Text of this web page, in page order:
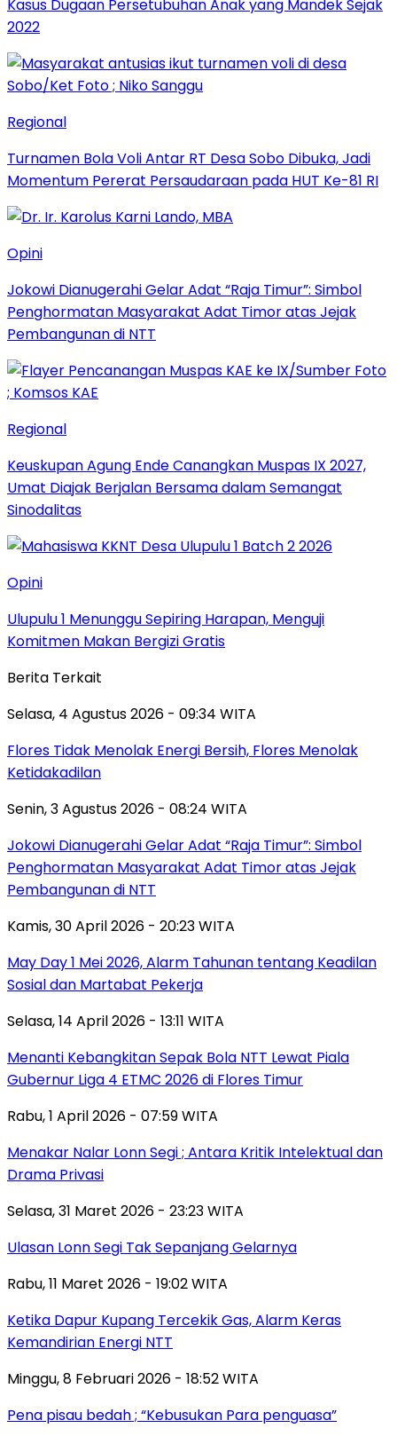
Kasus Dugaan Persetubuhan Anak yang Mandek Sejak
2022
Regional
Turnamen Bola Voli Antar RT Desa Sobo Dibuka, Jadi
Momentum Pererat Persaudaraan pada HUT Ke-81 RI
Opini
Jokowi Dianugerahi Gelar Adat “Raja Timur”: Simbol
Penghormatan Masyarakat Adat Timor atas Jejak
Pembangunan di NTT
Regional
Keuskupan Agung Ende Canangkan Muspas IX 2027,
Umat Diajak Berjalan Bersama dalam Semangat
Sinodalitas
Opini
Ulupulu 1 Menunggu Sepiring Harapan, Menguji
Komitmen Makan Bergizi Gratis
Berita Terkait
Selasa, 4 Agustus 2026 - 09:34 WITA
Flores Tidak Menolak Energi Bersih, Flores Menolak
Ketidakadilan
Senin, 3 Agustus 2026 - 08:24 WITA
Jokowi Dianugerahi Gelar Adat “Raja Timur”: Simbol
Penghormatan Masyarakat Adat Timor atas Jejak
Pembangunan di NTT
Kamis, 30 April 2026 - 20:23 WITA
May Day 1 Mei 2026, Alarm Tahunan tentang Keadilan
Sosial dan Martabat Pekerja
Selasa, 14 April 2026 - 13:11 WITA
Menanti Kebangkitan Sepak Bola NTT Lewat Piala
Gubernur Liga 4 ETMC 2026 di Flores Timur
Rabu, 1 April 2026 - 07:59 WITA
Menakar Nalar Lonn Segi ; Antara Kritik Intelektual dan
Drama Privasi
Selasa, 31 Maret 2026 - 23:23 WITA
Ulasan Lonn Segi Tak Sepanjang Gelarnya
Rabu, 11 Maret 2026 - 19:02 WITA
Ketika Dapur Kupang Tercekik Gas, Alarm Keras
Kemandirian Energi NTT
Minggu, 8 Februari 2026 - 18:52 WITA
Pena pisau bedah ; “Kebusukan Para penguasa”